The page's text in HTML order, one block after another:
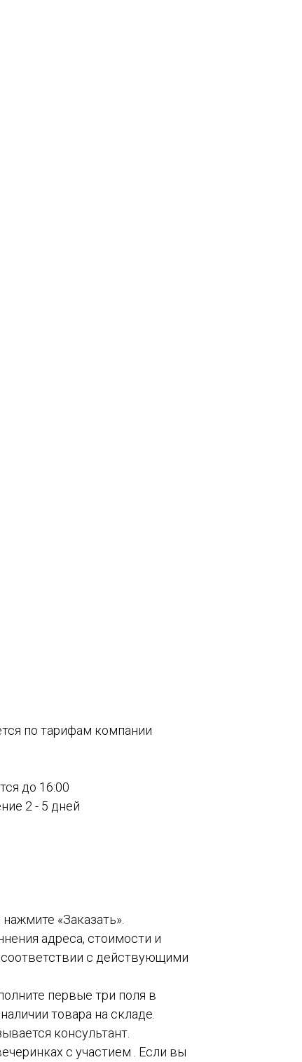
по тарифам компании
до 16:00
2 - 5 дней
«Заказать».
адреса, стоимости и
с действующими
первые три поля в
товара на складе.
консультант.
с участием . Если вы